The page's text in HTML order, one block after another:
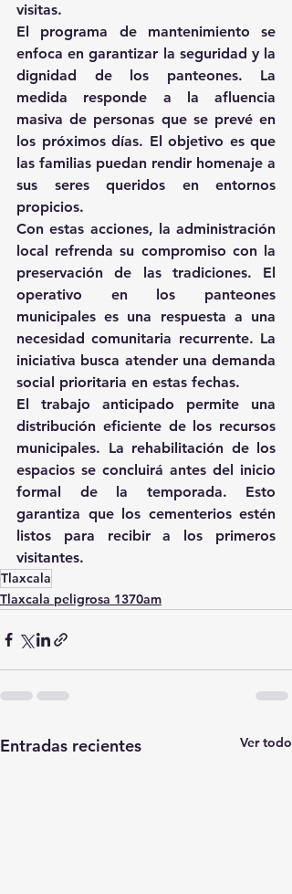
visitas.
El programa de mantenimiento se
enfoca en garantizar la seguridad y la
dignidad de los panteones. La
medida responde a la afluencia
masiva de personas que se prevé en
los próximos días. El objetivo es que
las familias puedan rendir homenaje a
sus seres queridos en entornos
propicios.
Con estas acciones, la administración
local refrenda su compromiso con la
preservación de las tradiciones. El
operativo en los panteones
municipales es una respuesta a una
necesidad comunitaria recurrente. La
iniciativa busca atender una demanda
social prioritaria en estas fechas.
El trabajo anticipado permite una
distribución eficiente de los recursos
municipales. La rehabilitación de los
espacios se concluirá antes del inicio
formal de la temporada. Esto
garantiza que los cementerios estén
listos para recibir a los primeros
visitantes.
Tlaxcala
Tlaxcala peligrosa 1370am
Entradas recientes Ver todo